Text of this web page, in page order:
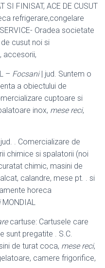
SI FINISAT, ACE DE CUSUT
refrigerare,congelare
Oradea societate
cusut noi si
accesorii,
– Focsani| jud. Suntem o
a obiectului de
cuptoare si
inox, mese reci,
. Comercializare de
chimice si spalatorii (noi
chimic, masini de
calandre, mese pt. . si
horeca
MONDIAL
cartuse: Cartusele care
sunt pregatite . S.C.
de turat coca, mese reci,
camere frigorifice,